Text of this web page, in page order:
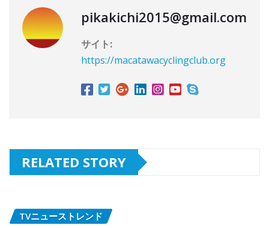
pikakichi2015@gmail.com
サイト:
https://macatawacyclingclub.org
RELATED STORY
TVニューストレンド